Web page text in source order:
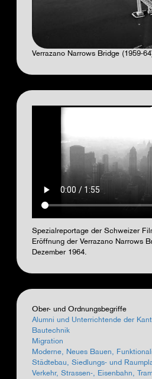
Verrazano Narrows Bridge (1959-
Spezialreportage der Schweizer
Eröffnung der Verrazano Narrows
Dezember 1964.
Ober- und Ordnungsbegriffe
Alumni und Unterrichtende der
Bautechnik
Migration
Moderne, Neues Bauen,
Städtebau, Siedlungs- und
Verkehr, Strassen-, Eisenbahn,